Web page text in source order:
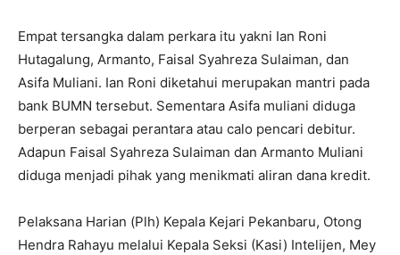
Empat tersangka dalam perkara itu yakni Ian Roni
Hutagalung, Armanto, Faisal Syahreza Sulaiman, dan
Asifa Muliani. Ian Roni diketahui merupakan mantri pada
bank BUMN tersebut. Sementara Asifa muliani diduga
berperan sebagai perantara atau calo pencari debitur.
Adapun Faisal Syahreza Sulaiman dan Armanto Muliani
diduga menjadi pihak yang menikmati aliran dana kredit.
Pelaksana Harian (Plh) Kepala Kejari Pekanbaru, Otong
Hendra Rahayu melalui Kepala Seksi (Kasi) Intelijen, Mey